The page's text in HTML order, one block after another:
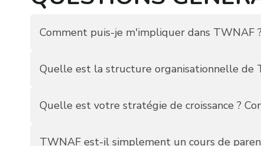
Comment puis-je m'impliquer dans TWNAF ?
Quelle est la structure organisationnelle de
Quelle est votre stratégie de croissance ?
TWNAF est-il simplement un cours de